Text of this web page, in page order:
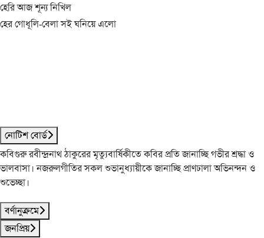
হেরি আজ শূন্য নিখিল
হের গোধূলি-বেলা সই ঘনিয়ে এলো
নোটিশ বোর্ড
কবিগুরু রবীন্দ্রনাথ ঠাকুরের মৃত্যুবার্ষিকীতে কবির প্রতি জানাচ্ছি গভীর শ্রদ্ধা ও
ভালবাসা। নজরুলগীতির সকল শুভানুধ্যায়ীকে জানাচ্ছি প্রাণঢালা অভিনন্দন ও
শুভেচ্ছা।
বর্ণানুক্রমে
জনপ্রিয়